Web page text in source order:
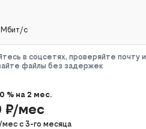
Мбит/с
в соцсетях, проверяйте почту и
файлы без задержек
% на 2 мес.
₽/мес
мес с 3-го месяца